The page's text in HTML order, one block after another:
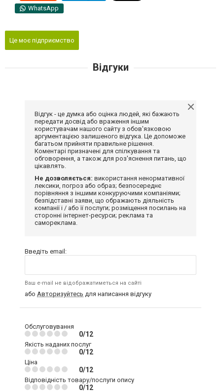
WhatsApp
Це моє підприємство
Відгуки
Відгук - це думка або оцінка людей, які бажають
передати досвід або враження іншим
користувачам нашого сайту з обов'язковою
аргументацією залишеного відгука. Це допоможе
багатьом прийняти правильне рішення.
Коментарі призначені для спілкування та
обговорення, а також для роз'яснення питань, що
цікавлять.
Не дозволяється: використання ненормативної
лексики, погроз або образ; безпосереднє
порівняння з іншими конкуруючими компаніями;
безпідставні заяви, що ображають діяльність
компанії і / або її послуги; розміщення посилань на
сторонні інтернет-ресурси; реклама та
самореклама.
Введіть email:
Ваш e-mail не відображатиметься на сайті
або Авторизуйтесь для написання відгуку
Обслуговування
0/12
Якість наданих послуг
0/12
Ціна
0/12
Відповідність товару/послуги опису
0/12